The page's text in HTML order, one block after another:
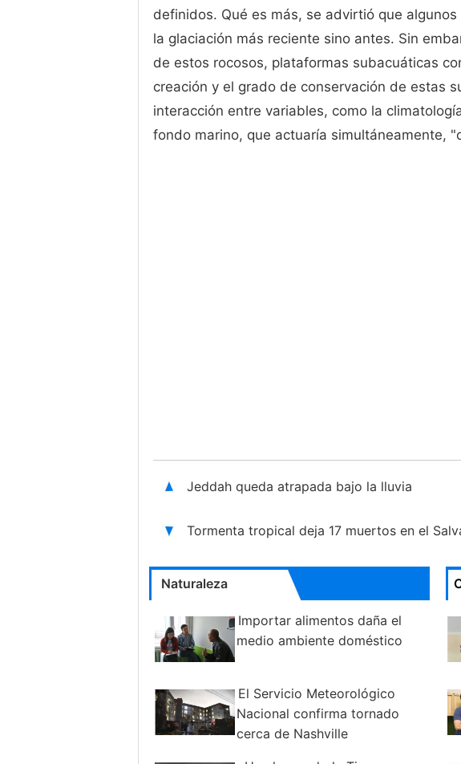
definidos. Qué es más, se advirtió que
la glaciación más reciente sino antes. Sin
de estos rocosos, plataformas subacuáticas
creación y el grado de conservación de estas
interacción entre variables, como la
fondo marino, que actuaría simultáneamente,
Jeddah queda atrapada bajo la lluvia
Tormenta tropical deja 17 muertos en el
Naturaleza
Importar alimentos daña el
medio ambiente doméstico
El Servicio Meteorológico
Nacional confirma tornado
cerca de Nashville